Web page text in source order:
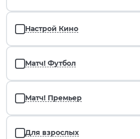
Настрой Кино
Матч! Футбол
Матч! Премьер
Для взрослых